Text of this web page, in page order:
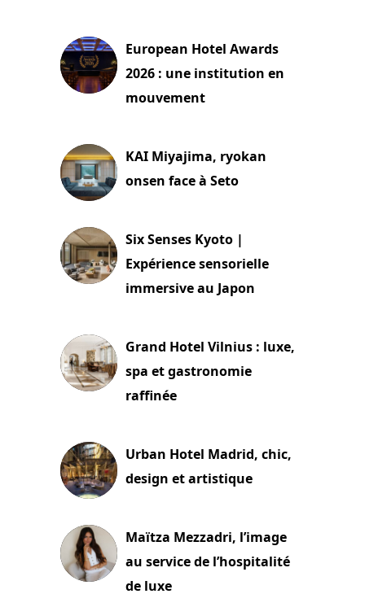
European Hotel Awards
2026 : une institution en
mouvement
KAI Miyajima, ryokan
onsen face à Seto
Six Senses Kyoto |
Expérience sensorielle
immersive au Japon
Grand Hotel Vilnius : luxe,
spa et gastronomie
raffinée
Urban Hotel Madrid, chic,
design et artistique
Maïtza Mezzadri, l’image
au service de l’hospitalité
de luxe